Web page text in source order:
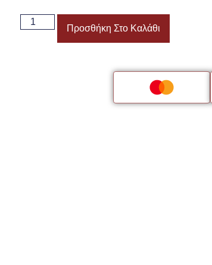
Προσθήκη Στο Καλάθι